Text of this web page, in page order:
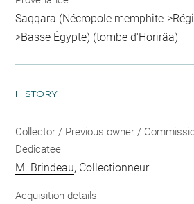
Saqqara (Nécropole memphite-
>Basse Égypte) (tombe d'Horirâa)
HISTORY
Collector / Previous owner /
Dedicatee
M. Brindeau, Collectionneur
Acquisition details